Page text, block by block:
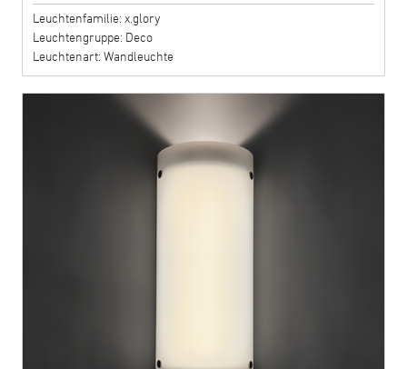
Leuchtenfamilie: x.glory
Leuchtengruppe: Deco
Leuchtenart: Wandleuchte